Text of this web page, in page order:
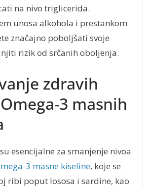
na nivo triglicerida.
unosa alkohola i prestankom
značajno poboljšati svoje
rizik od srčanih oboljenja.
zdravih
3 masnih
esencijalne za smanjenje nivoa
3 masne kiseline, koje se
ribi poput lososa i sardine, kao